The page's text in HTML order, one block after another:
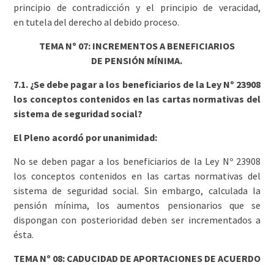
principio de contradicción y el principio de veracidad,
en tutela del derecho al debido proceso.
TEMA Nº 07: INCREMENTOS A BENEFICIARIOS
DE PENSIÓN MÍNIMA.
7.1. ¿Se debe pagar a los beneficiarios de la Ley Nº 23908
los conceptos contenidos en las cartas normativas del
sistema de seguridad social?
El Pleno acordó por unanimidad:
No se deben pagar a los beneficiarios de la Ley Nº 23908
los conceptos contenidos en las cartas normativas del
sistema de seguridad social. Sin embargo, calculada la
pensión mínima, los aumentos pensionarios que se
dispongan con posterioridad deben ser incrementados a
ésta.
TEMA Nº 08: CADUCIDAD DE APORTACIONES DE ACUERDO